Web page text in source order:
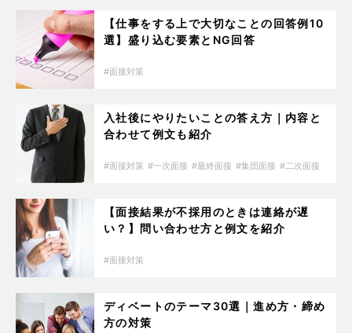
【仕事をする上で大切なことの回答例10
選】盛り込む要素とNG回答
面接対策
入社後にやりたいことの答え方｜内容と
合わせて例文も紹介
面接対策 一次面接 最終面接 集団面接 二次面接
【面接結果が不採用のときは連絡が遅
い？】問い合わせ方と例文を紹介
面接対策
ディベートのテーマ30選｜進め方・締め
方の対策